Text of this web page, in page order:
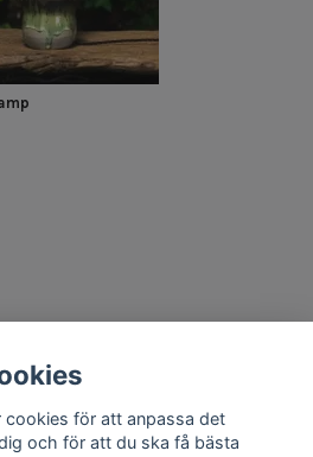
cookies för att anpassa det
och för att du ska få bästa